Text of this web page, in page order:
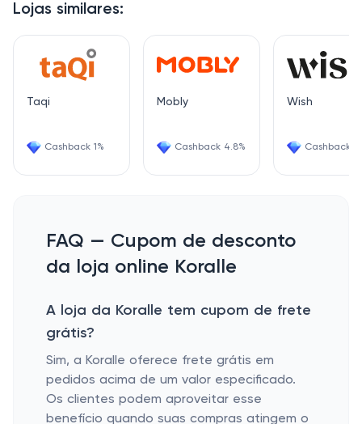
Lojas similares:
Taqi
Cashback 1%
Mobly
Cashback 4.8%
Wish
Cashback
FAQ — Cupom de desconto
da loja online Koralle
A loja da Koralle tem cupom de frete
grátis?
Sim, a Koralle oferece frete grátis em
pedidos acima de um valor especificado.
Os clientes podem aproveitar esse
benefício quando suas compras atingem o